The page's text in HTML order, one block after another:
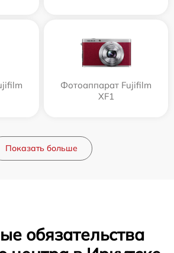
Фотоаппарат Fujifilm
XF1
Показать больше
обязательства